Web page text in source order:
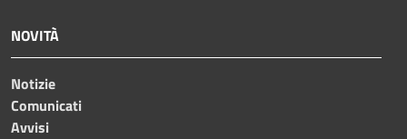
NOVITÀ
Notizie
Comunicati
Avvisi